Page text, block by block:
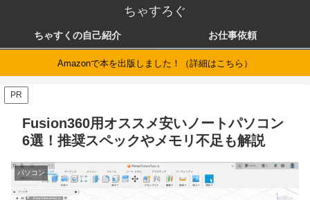
ちゃすろぐ
ちゃすくの自己紹介 お仕事依頼
Amazonで本を出版しました！（詳細はこちら）
PR
Fusion360用オススメ安いノートパソコン
6選！推奨スペックやメモリ不足も解説
パソコン